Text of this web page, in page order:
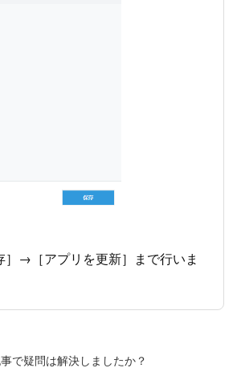
→［アプリを更新］まで行いま
で疑問は解決しましたか？